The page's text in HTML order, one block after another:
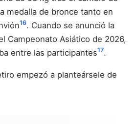
medalla de bronce tanto en
16. Cuando se anunció la
Campeonato Asiático de 2026,
entre las participantes17.
empezó a planteársele de